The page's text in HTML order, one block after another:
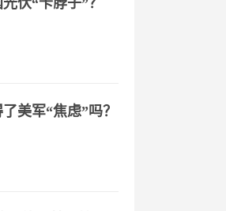
伏“卡脖子”？
美军“焦虑”吗？